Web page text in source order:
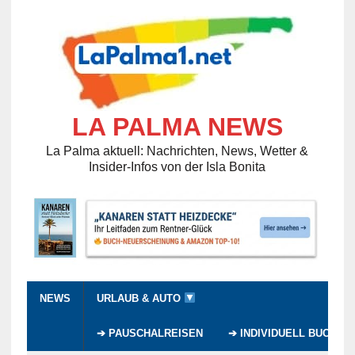
LA PALMA NEWS
La Palma aktuell: Nachrichten, News, Wetter &
Insider-Infos von der Isla Bonita
NEWS URLAUB & AUTO
➔ PAUSCHALREISEN ➔ INDIVIDUELL BUCHEN